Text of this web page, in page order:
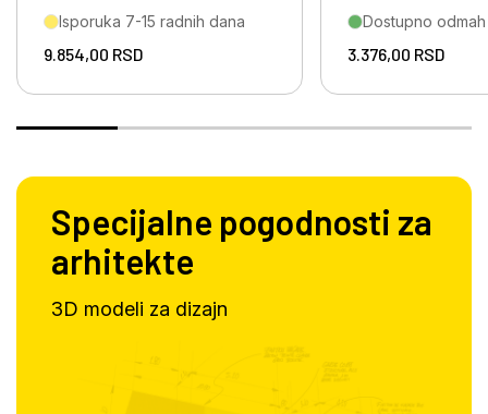
Isporuka 7-15 radnih dana
9.854,00 RSD
Dostupno odmah
3.376,00 RSD
Specijalne pogodnosti za
arhitekte
3D modeli za dizajn